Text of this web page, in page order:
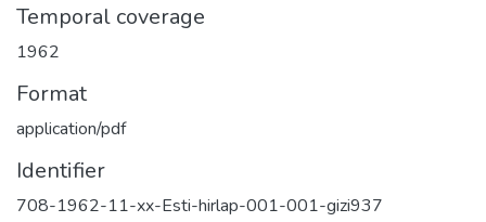
Temporal coverage
1962
Format
application/pdf
Identifier
708-1962-11-xx-Esti-hirlap-001-001-gizi937